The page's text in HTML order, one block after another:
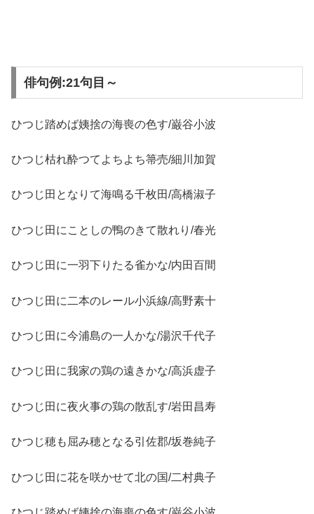
俳句例:21句目～
ひつじ踏めば姨捨の海喪の色す/巌谷小波
ひつじ枯れ酔つてよちよち箒売/細川加賀
ひつじ田となりて海鳴る千枚田/高橋淑子
ひつじ田にことしの鴨のきて散れり/春光
ひつじ田に一羽下りたる雀かな/内田百間
ひつじ田に二本のレール小浜線/高野素十
ひつじ田に今浦島の一人かな/湯沢千代子
ひつじ田に我家の鶏の遠きかな/高浜虚子
ひつじ田に夜火事の鶏の散乱す/岩田昌寿
ひつじ穂も屈み穂となる引佐郡/坂巻純子
ひつじ田に花を咲かせて北の国/二村典子